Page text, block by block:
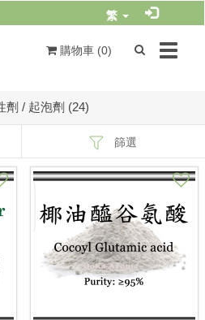
繁
Toggle
購物車 (0)
劑 / 起泡劑 (24)
篩選